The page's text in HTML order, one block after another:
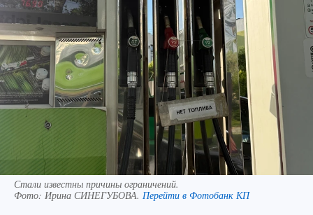
Стали известны причины ограничений.
Фото: Ирина СИНЕГУБОВА. Перейти в Фотобанк КП